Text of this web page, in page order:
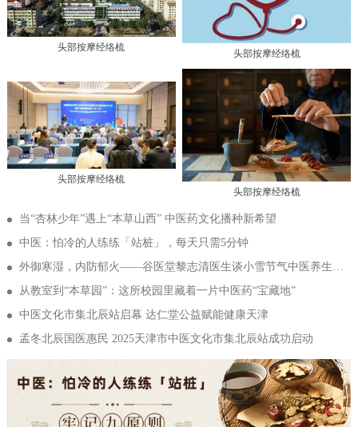
头部按摩经络梳
头部按摩经络梳
头部按摩经络梳
头部按摩经络梳
当“杏林少年”遇上“本草山西” 中医药文化播种新希望
中医：怕冷的人练练「站桩」，每天只需5分钟
外御寒湿，内防郁火——谷医堂黎志清医生谈小雪节气中医养生的“内外兼防”之道
从教室到“本草园”：这所校园里藏着一片中医药“宝藏地”
中医文化市集北辰站启幕 达仁堂公益赋能健康天津
孟冬北辰国医惠民 2025天津市中医文化市集北辰站成功启动